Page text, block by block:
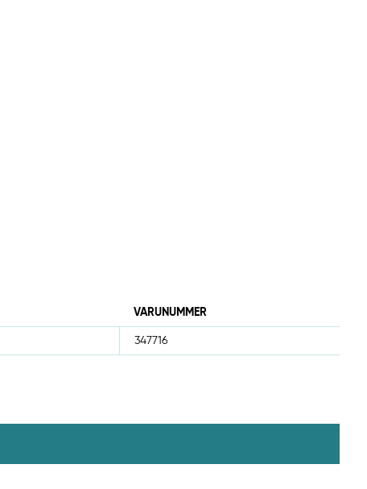
VARUNUMMER
347716